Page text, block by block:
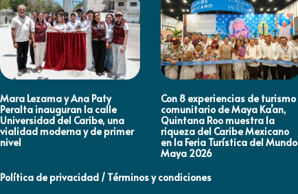
Mara Lezama y Ana Paty
Peralta inauguran la calle
Universidad del Caribe, una
vialidad moderna y de primer
nivel
Con 8 experiencias de turismo
comunitario de Maya Ka’an,
Quintana Roo muestra la
riqueza del Caribe Mexicano
en la Feria Turística del Mundo
Maya 2026
Política de privacidad / Términos y condiciones